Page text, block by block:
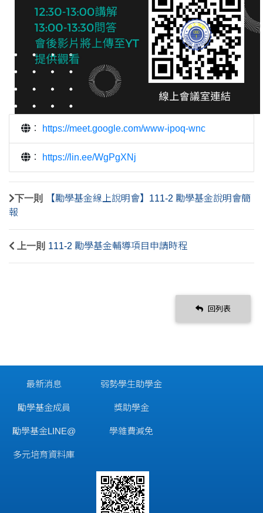
： https://meet.google.com/www-ipoq-wnc
： https://lin.ee/WgPgXNj
下一則
【勵學基金線上說明會】111-2 勵學基金說明會簡
報
上一則 111-2 勵學基金輔導項目申請時程
回列表
最新消息
勵學基金成員
勵學基金LINE@
多元培育資料庫
弱勢學生助學金
獎助學金
學雜費減免